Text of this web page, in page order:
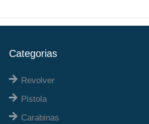
Categorias
Revolver
Pistola
Carabinas